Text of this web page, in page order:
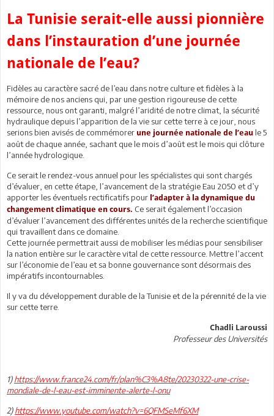
La Tunisie serait-elle aussi pionnière
dans l’instauration d’une journée
nationale de l’eau?
Fidèles au caractère sacré de l’eau dans notre culture et fidèles à la
mémoire de nos anciens qui, par une gestion rigoureuse de cette
ressource, nous ont garanti, malgré l’aridité de notre climat, la sécurité
hydraulique depuis l’apparition de la vie sur cette terre à ce jour, nous
serions bien avisés de commémorer une journée nationale de l’eau le 5
août de chaque année, sachant que le mois d’août est le mois qui clôture
l’année hydrologique.
Ce serait le rendez-vous annuel pour les spécialistes qui sont chargés
d’évaluer, en cette étape, l’avancement de la stratégie Eau 2050 et d’y
apporter les éventuels rectificatifs pour l’adapter à la dynamique du
changement climatique en cours. Ce serait également l’occasion
d’évaluer l’avancement des différentes unités de la recherche scientifique
qui travaillent dans ce domaine.
Cette journée permettrait aussi de mobiliser les médias pour sensibiliser
la nation entière sur le caractère vital de cette ressource. Mettre l’accent
sur l’économie de l’eau et sa bonne gouvernance sont désormais des
impératifs incontournables.
Il y va du développement durable de la Tunisie et de la pérennité de la vie
sur cette terre.
Chadli Laroussi
Professeur des Universités
1)https://www.france24.com/fr/plan%C3%A8te/20230322-une-crise-
mondiale-de-l-eau-est-imminente-alerte-l-onu
2)https://www.youtube.com/watch?v=6QFMSeMf6XM